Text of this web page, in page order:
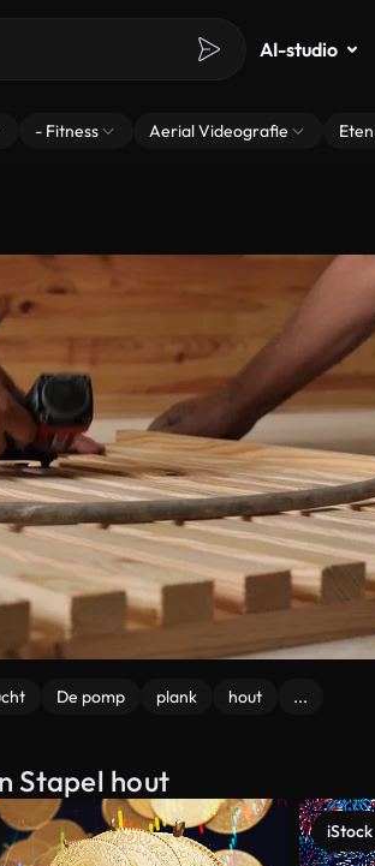
AI-studio
- Fitness Aerial Videografie
De pomp plank hout ...
Stapel hout
iStock